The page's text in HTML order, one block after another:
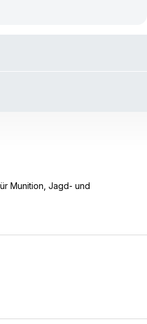
Munition, Jagd- und